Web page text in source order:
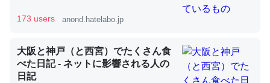
ウチもEchoを実家に置いて４年。でたまに覗いてる。ぼ
ちぼちRingも置こうかと画策中。あと、Googleマップで
173 users anond.hatelabo.jp
大阪と神戸（と西宮）でたくさん食
べた日記 - ネットに影響される人の
日記